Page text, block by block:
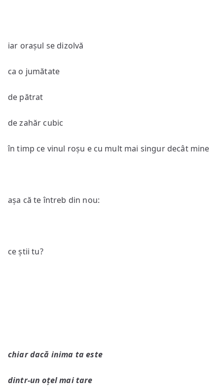
iar orașul se dizolvă
ca o jumătate
de pătrat
de zahăr cubic
în timp ce vinul roșu e cu mult mai singur decât mine
așa că te întreb din nou:
ce știi tu?
chiar dacă inima ta este
dintr-un oțel mai tare